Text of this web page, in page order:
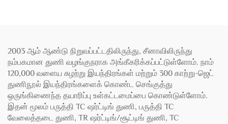
2003 ஆம் ஆண்டு நிறுவப்பட்டதிலிருந்து, சீனாவிலிருந்து
நம்பகமான துணி வழங்குநராக அங்கீகரிக்கப்பட்டுள்ளோம். நாம்
120,000 வளைய சுழற்று இயந்திரங்கள் மற்றும் 300 காற்று-ஜெட்
துணிநூல் இயந்திரங்களைக் கொண்ட செங்குத்து
ஒருங்கிணைந்த தயாரிப்பு உள்கட்டமைப்பை கொண்டுள்ளோம்.
இதன் மூலம் பருத்தி TC ஷர்ட்டிங் துணி, பருத்தி TC
வேலைத்தடை துணி, TR ஷர்ட்டிங்/சூட்டிங் துணி, TC